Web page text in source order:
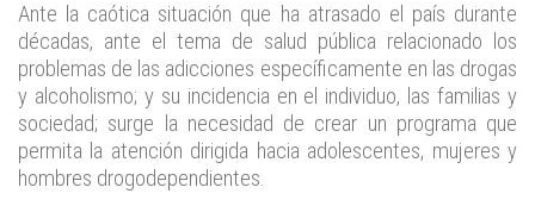
Ante la caótica situación que ha atrasado el país durante
décadas, ante el tema de salud pública relacionado los
problemas de las adicciones específicamente en las drogas
y alcoholismo; y su incidencia en el individuo, las familias y
sociedad; surge la necesidad de crear un programa que
permita la atención dirigida hacia adolescentes, mujeres y
hombres drogodependientes.